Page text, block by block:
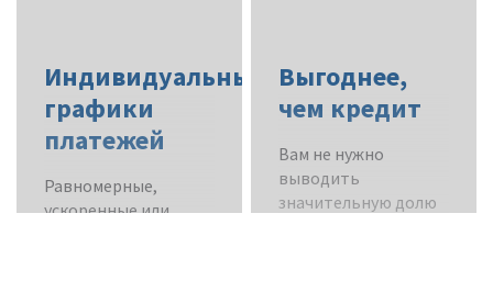
Индивидуальные
графики
платежей
Равномерные,
ускоренные или
Выгоднее,
чем кредит
Вам не нужно
выводить
значительную долю